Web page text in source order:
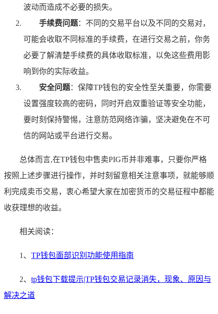
波动而造成不必要的损失。
手续费问题：不同的交易平台以及不同的交易对，
可能会收取不同标准的手续费，在进行交易之前，你务
必要了解清楚手续费的具体收取标准，以免这些费用影
响到你的实际收益。
安全问题：保障TP钱包的安全性至关重要，你需要
设置强度较高的密码，同时开启双重验证等安全功能，
要时刻保持警惕，注意防范网络诈骗，坚决避免在不可
信的网站或平台进行交易。
总体而言,在TP钱包中售卖PIG币并非难事，只要你严格
按照上述步骤进行操作，并时刻留意相关注意事项，就能够顺
利完成卖币交易，衷心希望大家在加密货币的交易征程中都能
收获理想的收益。
相关阅读：
1、 TP钱包面部识别功能使用指南
2、 tp钱包下载提示|TP钱包交易记录消失，现象、原因与
解决之道